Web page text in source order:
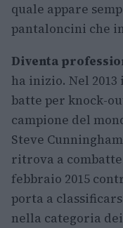
quale appare
pantaloncini che
Diventa
ha inizio. Nel 2013
batte per knock-
campione del
Steve
ritrova a
febbraio 2015
porta a
nella categoria